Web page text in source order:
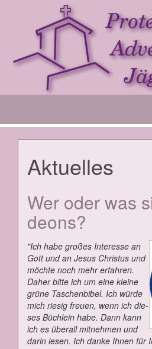
Ak­tu­el­les
Wer oder was
de­ons?
"Ich ha­be gro­ßes In­ter­es­se an
Gott und an Je­sus Chris­tus und
möch­te noch mehr er­fah­ren.
Da­her bit­te ich um ei­ne klei­ne
grü­ne Ta­schen­bi­bel. Ich wür­de
mich rie­sig freu­en, wenn ich die­
ses Büch­lein ha­be. Dann kann
ich es über­all mit­neh­men und
dar­in le­sen. Ich dan­ke Ih­nen für